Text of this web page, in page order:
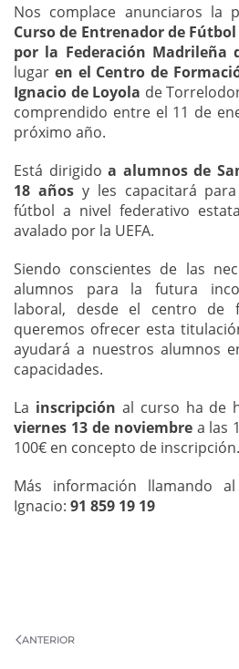
Nos complace anunciaros la
Curso de Entrenador de
por la Federación Madrileña
lugar en el Centro de
Ignacio de Loyola de
comprendido entre el 11 de
próximo año.
Está dirigido a alumnos de
18 añosy les capacitará
fútbol a nivel federativo
avalado por la UEFA.
Siendo conscientes de las
alumnos para la futura
laboral, desde el centro de
queremos ofrecer esta
ayudará a nuestros alumnos
capacidades.
La inscripción al curso ha de
viernes 13 de noviembrea las
100€ en concepto de inscripción.
Más información llamando
Ignacio: 91 859 19 19
ANTERIOR